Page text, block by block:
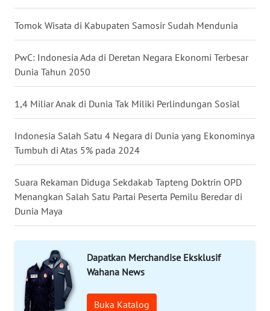
Tomok Wisata di Kabupaten Samosir Sudah Mendunia
PwC: Indonesia Ada di Deretan Negara Ekonomi Terbesar
Dunia Tahun 2050
1,4 Miliar Anak di Dunia Tak Miliki Perlindungan Sosial
Indonesia Salah Satu 4 Negara di Dunia yang Ekonominya
Tumbuh di Atas 5% pada 2024
Suara Rekaman Diduga Sekdakab Tapteng Doktrin OPD
Menangkan Salah Satu Partai Peserta Pemilu Beredar di
Dunia Maya
Dapatkan Merchandise Eksklusif
Wahana News
Buka Katalog
WN
TAPANULI
SELATAN
WN
TANJUNG
LESUNG
WN
KARO
WN
WN
LABUHANBATU
WN